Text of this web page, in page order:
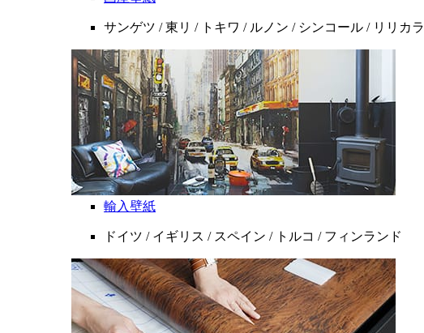
サンゲツ / 東リ / トキワ / ルノン / シンコール / リリカラ
輸入壁紙
ドイツ / イギリス / スペイン / トルコ / フィンランド